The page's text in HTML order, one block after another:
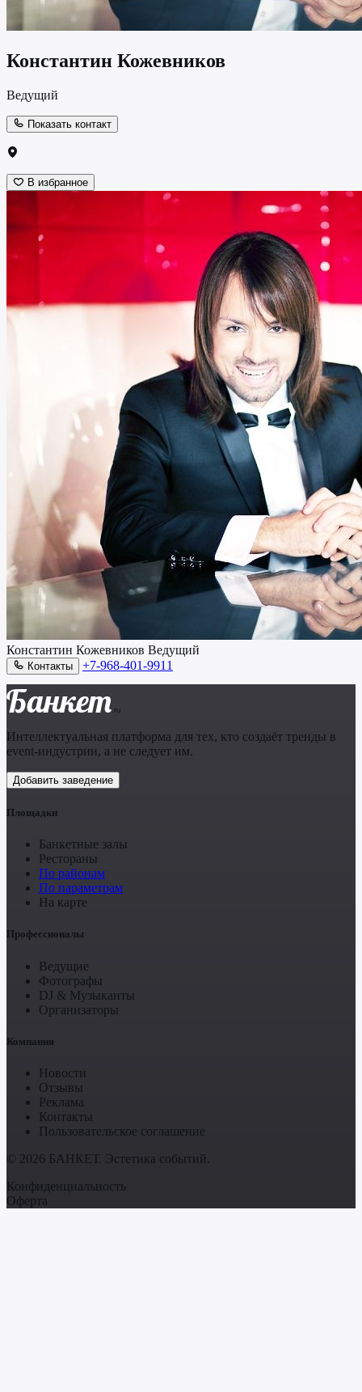
Константин Кожевников
Ведущий
Показать контакт
В избранное
Константин Кожевников Ведущий
Контакты +7-968-401-9911
Банкет .ru
Интеллектуальная платформа для тех, кто создаёт тренды в
event-индустрии, а не следует им.
Добавить заведение
Площадки
Банкетные залы
Рестораны
По районам
По параметрам
На карте
Профессионалы
Ведущие
Фотографы
DJ & Музыканты
Организаторы
Компания
Новости
Отзывы
Реклама
Контакты
Пользовательское соглашение
© 2026 БАНКЕТ. Эстетика событий.
Конфиденциальность
Оферта